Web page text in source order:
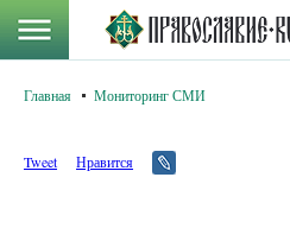
Главная Мониторинг СМИ
Tweet Нравится